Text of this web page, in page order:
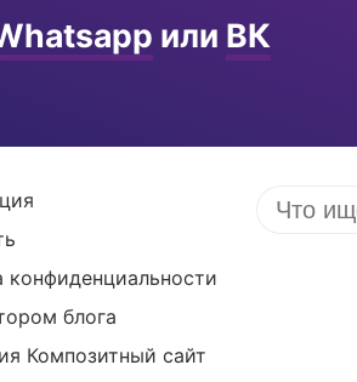
или ВК
конфиденциальности
блога
Композитный сайт